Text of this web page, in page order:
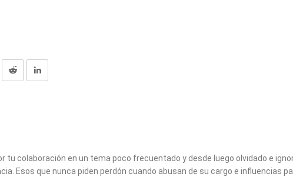
tu colaboración en un tema poco frecuentado y desde luego olvidado e
Esos que nunca piden perdón cuando abusan de su cargo e